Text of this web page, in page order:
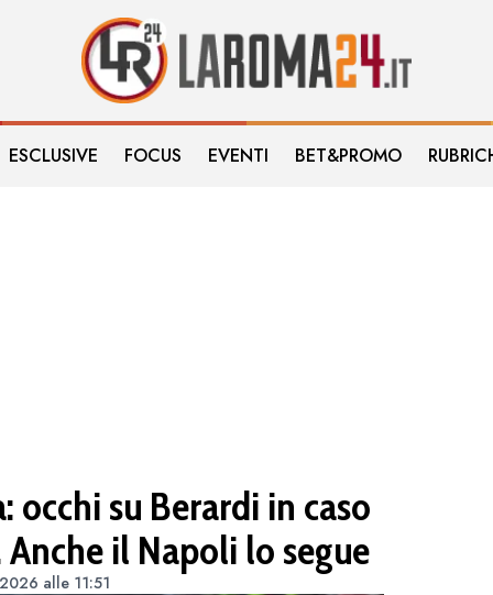
ESCLUSIVE FOCUS EVENTI BET&PROMO
occhi su Berardi in caso
il Napoli lo segue
alle 11:51